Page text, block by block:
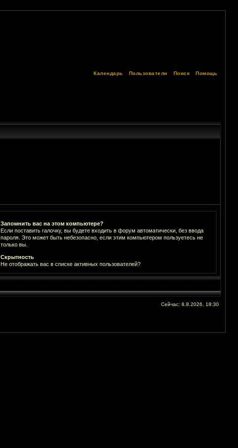
Помощь
Поиск
Пользователи
Календарь
Запомнить вас на этом компьютере?
Если поставить галочку, вы будете входить в форум автоматически, без ввода
пароля. Это может быть небезопасно, если этим компьютером пользуетесь не
только вы.
Скрытность
Не отображать вас в списке активных пользователей?
Сейчас: 8.8.2026, 18:30